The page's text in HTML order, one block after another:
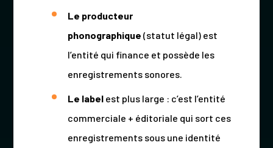
Le producteur
phonographique (statut légal) est
l’entité qui finance et possède les
enregistrements sonores.
Le label est plus large : c’est l’entité
commerciale + éditoriale qui sort ces
enregistrements sous une identité